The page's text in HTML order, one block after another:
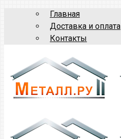
Главная
Доставка и оплата
Контакты